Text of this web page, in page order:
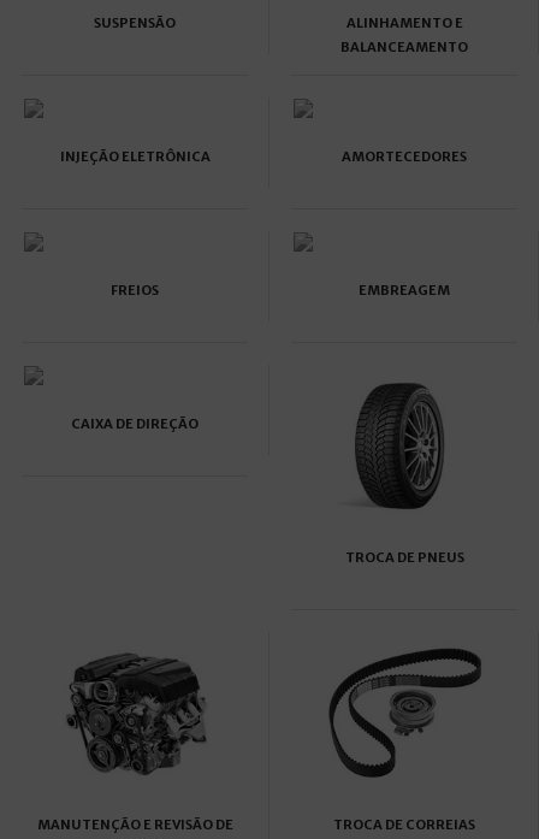
SUSPENSÃO
ALINHAMENTO E
BALANCEAMENTO
INJEÇÃO ELETRÔNICA AMORTECEDORES
FREIOS EMBREAGEM
CAIXA DE DIREÇÃO
TROCA DE PNEUS
MANUTENÇÃO E REVISÃO DE
TROCA DE CORREIAS